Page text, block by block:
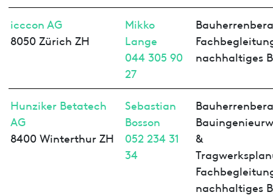
icccon AG
8050 Zürich ZH
Mikko
Lange
044 305 90
27
nachhaltiges
Hunziker Betatech
AG
8400 Winterthur ZH
Sebastian
Bosson
052 234 31
34
&
nachhaltiges